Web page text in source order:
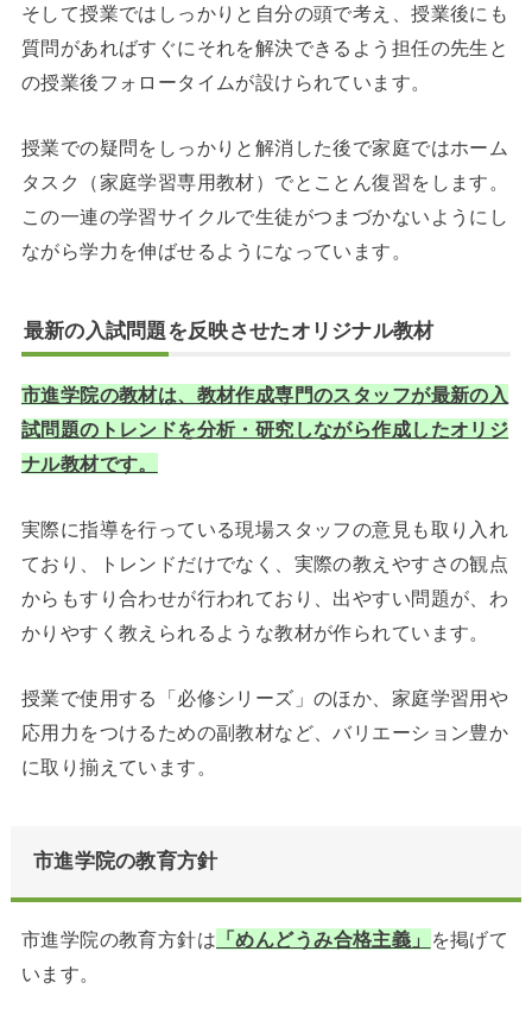
そして授業ではしっかりと自分の頭で考え、授業後にも
質問があればすぐにそれを解決できるよう担任の先生と
の授業後フォロータイムが設けられています。
授業での疑問をしっかりと解消した後で家庭ではホーム
タスク（家庭学習専用教材）でとことん復習をします。
この一連の学習サイクルで生徒がつまづかないようにし
ながら学力を伸ばせるようになっています。
最新の入試問題を反映させたオリジナル教材
市進学院の教材は、教材作成専門のスタッフが最新の入
試問題のトレンドを分析・研究しながら作成したオリジ
ナル教材です。
実際に指導を行っている現場スタッフの意見も取り入れ
ており、トレンドだけでなく、実際の教えやすさの観点
からもすり合わせが行われており、出やすい問題が、わ
かりやすく教えられるような教材が作られています。
授業で使用する「必修シリーズ」のほか、家庭学習用や
応用力をつけるための副教材など、バリエーション豊か
に取り揃えています。
市進学院の教育方針
市進学院の教育方針は 「めんどうみ合格主義」
を掲げて
います。